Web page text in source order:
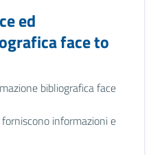
ed
face to
bibliografica face
informazioni e